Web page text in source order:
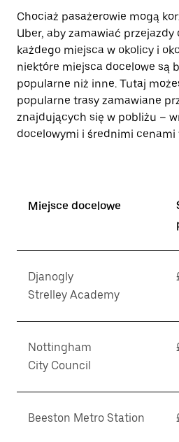
Chociaż pasażerowie mogą
Uber, aby zamawiać przejazdy
każdego miejsca w okolicy i
niektóre miejsca docelowe są
popularne niż inne. Tutaj
popularne trasy zamawiane
znajdujących się w pobliżu –
docelowymi i średnimi cenami
Miejsce docelowe
Djanogly
Strelley Academy
Nottingham
City Council
Beeston Metro Station